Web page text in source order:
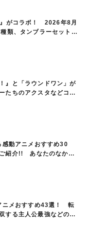
』がコラボ！ 2026年8月
類、タンブラーセットな
』と「ラウンドワン」が
たちのアクスタなどコラ
感動アニメおすすめ30
紹介!! あなたのなかの
ニメおすすめ43選！ 転
する主人公最強などの人